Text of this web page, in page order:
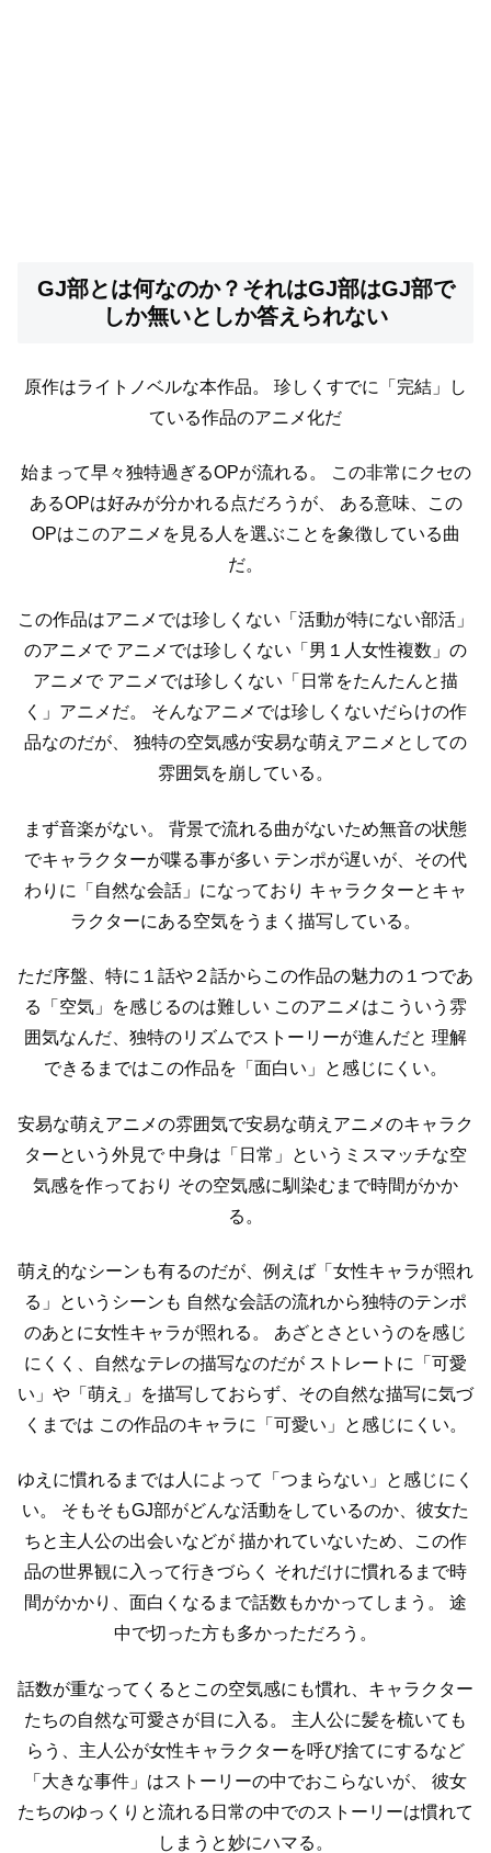
GJ部とは何なのか？それはGJ部はGJ部で
しか無いとしか答えられない
原作はライトノベルな本作品。
珍しくすでに「完結」し
ている作品のアニメ化だ
始まって早々独特過ぎるOPが流れる。
この非常にクセの
あるOPは好みが分かれる点だろうが、
ある意味、この
OPはこのアニメを見る人を選ぶことを象徴している曲
だ。
この作品はアニメでは珍しくない「活動が特にない部活」
のアニメでアニメでは珍しくない「男１人女性複数」の
アニメでアニメでは珍しくない「日常をたんたんと描
く」アニメだ。
そんなアニメでは珍しくないだらけの作
品なのだが、
独特の空気感が安易な萌えアニメとしての
雰囲気を崩している。
まず音楽がない。
背景で流れる曲がないため無音の状態
でキャラクターが喋る事が多い テンポが遅いが、その代
わりに「自然な会話」になっており キャラクターとキャ
ラクターにある空気をうまく描写している。
ただ序盤、特に１話や２話からこの作品の魅力の１つであ
る「空気」を感じるのは難しい このアニメはこういう雰
囲気なんだ、独特のリズムでストーリーが進んだと 理解
できるまではこの作品を「面白い」と感じにくい。
安易な萌えアニメの雰囲気で安易な萌えアニメのキャラク
ターという外見で中身は「日常」というミスマッチな空
気感を作っており その空気感に馴染むまで時間がかか
る。
萌え的なシーンも有るのだが、例えば「女性キャラが照れ
る」というシーンも 自然な会話の流れから独特のテンポ
のあとに女性キャラが照れる。
あざとさというのを感じ
にくく、自然なテレの描写なのだが ストレートに「可愛
い」や「萌え」を描写しておらず、その自然な描写に気づ
くまでは この作品のキャラに「可愛い」と感じにくい。
ゆえに慣れるまでは人によって「つまらない」と感じにく
い。
そもそもGJ部がどんな活動をしているのか、彼女た
ちと主人公の出会いなどが 描かれていないため、この作
品の世界観に入って行きづらく
それだけに慣れるまで時
間がかかり、面白くなるまで話数もかかってしまう。
途
中で切った方も多かっただろう。
話数が重なってくるとこの空気感にも慣れ、キャラクター
たちの自然な可愛さが目に入る。
主人公に髪を梳いても
らう、主人公が女性キャラクターを呼び捨てにするなど
「大きな事件」はストーリーの中でおこらないが、
彼女
たちのゆっくりと流れる日常の中でのストーリーは慣れて
しまうと妙にハマる。